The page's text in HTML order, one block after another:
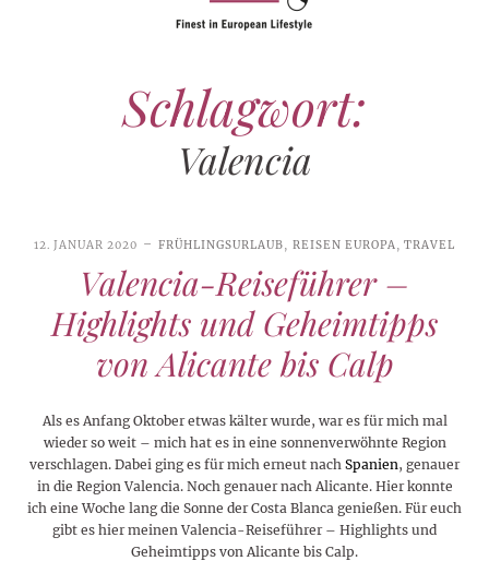
Schlagwort:
Valencia
12. JANUAR 2020 FRÜHLINGSURLAUB, REISEN EUROPA, TRAVEL
Valencia-Reiseführer –
Highlights und Geheimtipps
von Alicante bis Calp
Als es Anfang Oktober etwas kälter wurde, war es für mich mal
wieder so weit – mich hat es in eine sonnenverwöhnte Region
verschlagen. Dabei ging es für mich erneut nach Spanien, genauer
in die Region Valencia. Noch genauer nach Alicante. Hier konnte
ich eine Woche lang die Sonne der Costa Blanca genießen. Für euch
gibt es hier meinen Valencia-Reiseführer – Highlights und
Geheimtipps von Alicante bis Calp.